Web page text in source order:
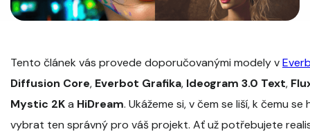
Tento článek vás provede doporučovanými modely v
Diffusion Core, Everbot Grafika, Ideogram 3.0 Text,
Mystic 2Ka HiDream. Ukážeme si, v čem se liší, k čemu se
vybrat ten správný pro váš projekt. Ať už potřebujete